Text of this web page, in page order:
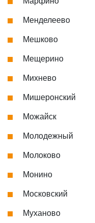
Менделеево
Мешково
Мещерино
Михнево
Мишеронский
Можайск
Молодежный
Молоково
Монино
Московский
Муханово